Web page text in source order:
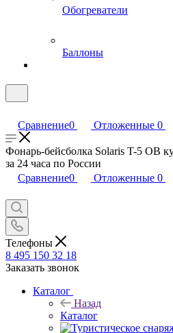
Обогреватели
Баллоны
Сравнение0 Отложенные 0
Фонарь-бейсболка Solaris T-5 OB
за 24 часа по России
Сравнение0 Отложенные 0
Телефоны
8 495 150 32 18
Заказать звонок
Каталог
Назад
Каталог